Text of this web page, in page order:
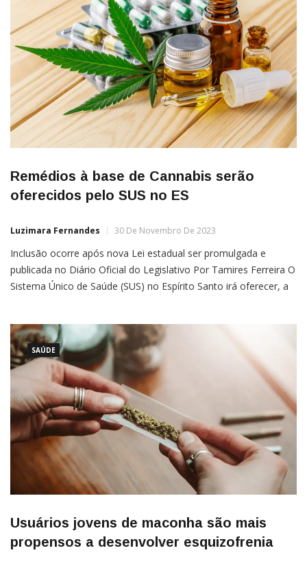
Remédios à base de Cannabis serão
oferecidos pelo SUS no ES
Luzimara Fernandes 30 De Novembro De 2023
Inclusão ocorre após nova Lei estadual ser promulgada e
publicada no Diário Oficial do Legislativo Por Tamires Ferreira O
Sistema Único de Saúde (SUS) no Espírito Santo irá oferecer, a
inclusão do medicamento é um […]
SAÚDE
Usuários jovens de maconha são mais
propensos a desenvolver esquizofrenia